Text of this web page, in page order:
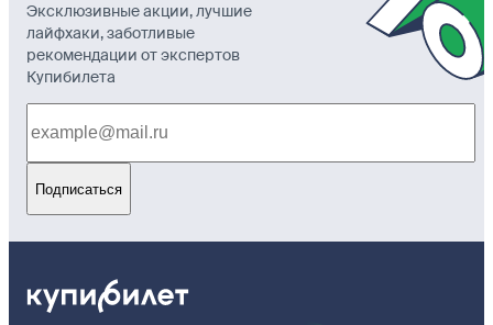
Эксклюзивные акции, лучшие
лайфхаки, заботливые
рекомендации от экспертов
Купибилета
Подписаться